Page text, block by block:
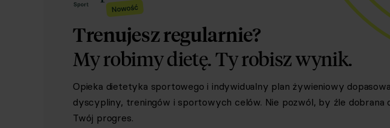
Trenujesz regularnie?
My robimy dietę.Ty robisz wynik.
Opieka dietetyka sportowego i indywidualny plan żywieniowy
dyscypliny, treningów i sportowych celów. Nie pozwól, by źle dobrana
Twój progres.